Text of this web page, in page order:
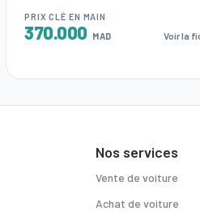
PRIX CLÉ EN MAIN
370.000 MAD Voir la
Nos services
Vente de voiture
Achat de voiture